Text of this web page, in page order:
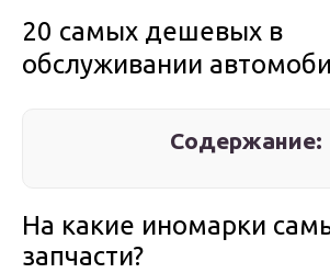
20 самых дешевых в
обслуживании
Содержание:
На какие иномарки
запчасти?